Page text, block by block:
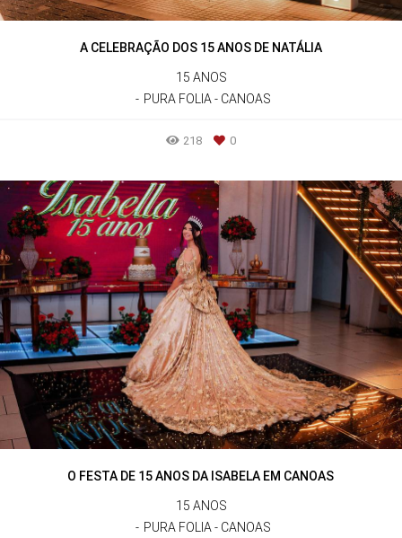
A CELEBRAÇÃO DOS 15 ANOS DE NATÁLIA
15 ANOS
PURA FOLIA - CANOAS
218 0
O FESTA DE 15 ANOS DA ISABELA EM CANOAS
15 ANOS
PURA FOLIA - CANOAS